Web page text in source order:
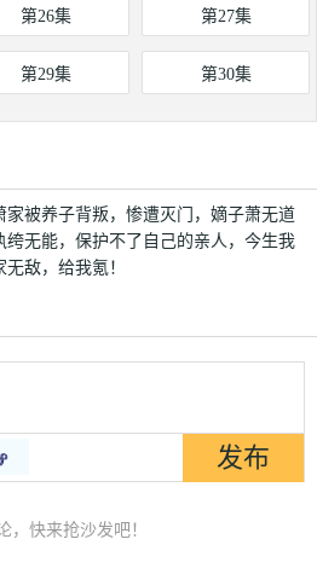
第26集 第27集
第29集 第30集
被养子背叛，惨遭灭门，嫡子萧无道
绔无能，保护不了自己的亲人，今生我
敌，给我氪！
，快来抢沙发吧！